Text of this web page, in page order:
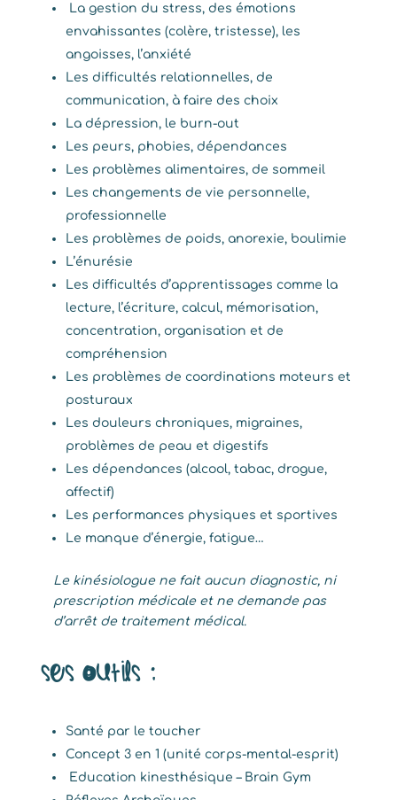
La gestion du stress, des émotions
envahissantes (colère, tristesse), les
angoisses, l’anxiété
Les difficultés relationnelles, de
communication, à faire des choix
La dépression, le burn-out
Les peurs, phobies, dépendances
Les problèmes alimentaires, de sommeil
Les changements de vie personnelle,
professionnelle
Les problèmes de poids, anorexie, boulimie
L’énurésie
Les difficultés d’apprentissages comme la
lecture, l’écriture, calcul, mémorisation,
concentration, organisation et de
compréhension
Les problèmes de coordinations moteurs et
posturaux
Les douleurs chroniques, migraines,
problèmes de peau et digestifs
Les dépendances (alcool, tabac, drogue,
affectif)
Les performances physiques et sportives
Le manque d’énergie, fatigue…
Le kinésiologue ne fait aucun diagnostic, ni
prescription médicale et ne demande pas
d’arrêt de traitement médical.
Ses Outils :
Santé par le toucher
Concept 3 en 1 (unité corps-mental-esprit)
Education kinesthésique – Brain Gym